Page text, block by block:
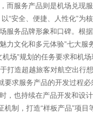
而服务产品则是机场兑现
“安全、便捷、人性化”
服务品牌形象和口碑。根
力文化和多元体验”七大
机场”规划的任务要求和
打造超越旅客对航空出行
要求服务产品的开发过程
，也持续在产品开发和设
机制，打造“样板产品”项